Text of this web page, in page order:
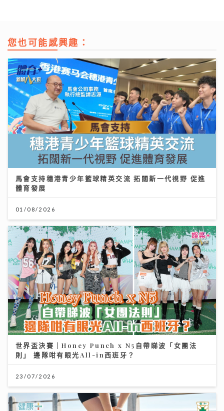
您也可能感興趣：
馬會支持穗港青少年籃球精英交流 拓闊新一代視野 促進
體育發展
01/08/2026
世界盃決賽｜Honey Punch x N5自帶睇波「女團法
則」 邊隊咁有眼光All-in西班牙？
23/07/2026